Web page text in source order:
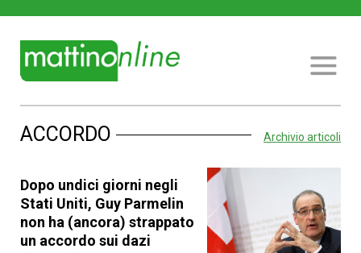
ACCORDO Archivio articoli
Dopo undici giorni negli
Stati Uniti, Guy Parmelin
non ha (ancora) strappato
un accordo sui dazi